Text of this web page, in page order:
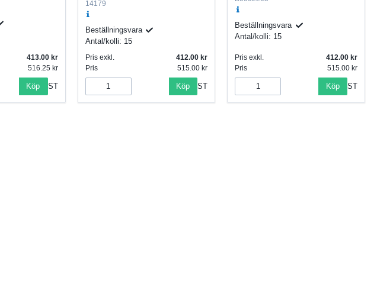
413.00
516.25
Köp ST
14179
Beställningsvara
Antal/kolli: 15
Pris exkl.
412.00
Pris
515.00
Köp ST
Beställningsvara
Antal/kolli: 15
Pris exkl.
412.00
Pris
515.00
Köp ST